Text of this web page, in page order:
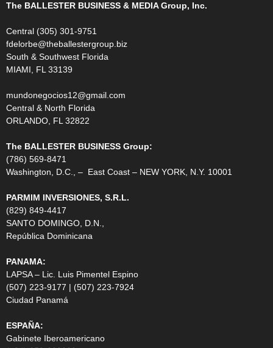
The BALLESTER BUSINESS & MEDIA Group, Inc.
Central (305) 301-9751
fdelorbe@theballestergroup.biz
South & Southwest Florida
MIAMI, FL 33139
mundonegocios12@gmail.com
Central & North Florida
ORLANDO, FL 32822
The BALLESTER BUSINESS Group:
(786) 569-8471
Washington, D.C., – East Coast – NEW YORK, N.Y. 10001
PARMIM INVERSIONES, S.R.L.
(829) 849-4417
SANTO DOMINGO, D.N.,
República Dominicana
PANAMA:
LAPSA – Lic. Luis Pimentel Espino
(507) 223-9177 | (507) 223-7924
Ciudad Panamá
ESPAÑA:
Gabinete Iberoamericano